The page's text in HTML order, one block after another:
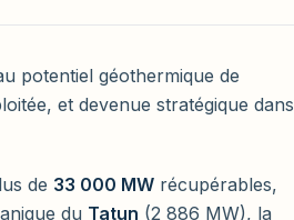
potentiel géothermique de
et devenue stratégique dans
de 33 000 MW récupérables,
du Tatun (2 886 MW), la